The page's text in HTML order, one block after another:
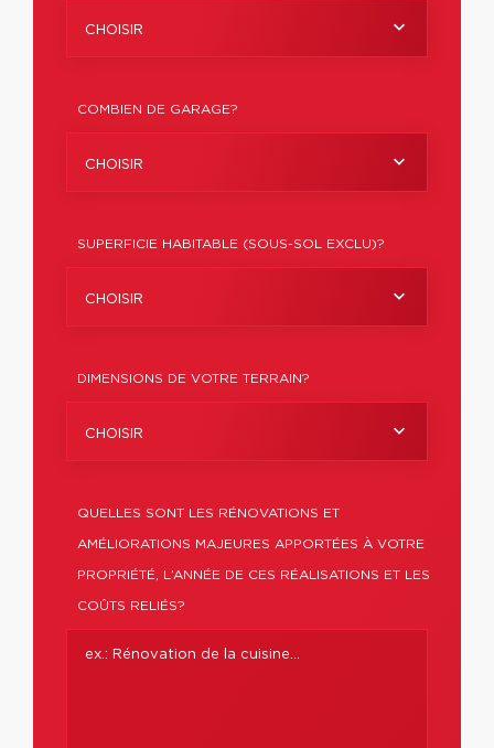
CHOISIR
COMBIEN DE GARAGE?
CHOISIR
SUPERFICIE HABITABLE (SOUS-SOL EXCLU)?
CHOISIR
DIMENSIONS DE VOTRE TERRAIN?
CHOISIR
QUELLES SONT LES RÉNOVATIONS ET
AMÉLIORATIONS MAJEURES APPORTÉES À VOTRE
PROPRIÉTÉ, L’ANNÉE DE CES RÉALISATIONS ET LES
COÛTS RELIÉS?